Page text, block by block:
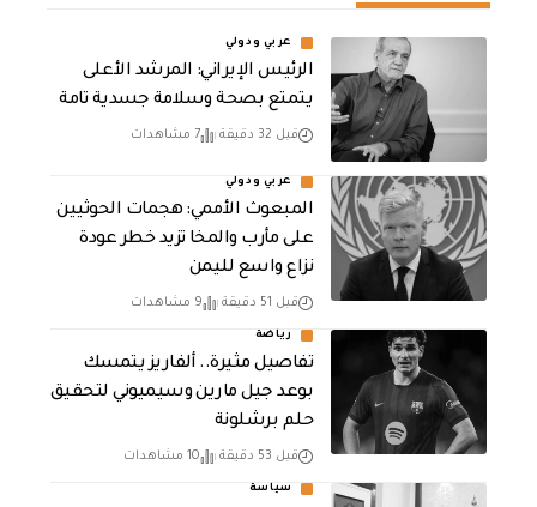
عربي ودولي
الرئيس الإيراني: المرشد الأعلى
يتمتع بصحة وسلامة جسدية تامة
قبل 32 دقيقة 7 مشاهدات
عربي ودولي
المبعوث الأممي: هجمات الحوثيين
على مأرب والمخا تزيد خطر عودة
نزاع واسع لليمن
قبل 51 دقيقة 9 مشاهدات
رياضة
تفاصيل مثيرة.. ألفاريز يتمسك
بوعد جيل مارين وسيميوني لتحقيق
حلم برشلونة
قبل 53 دقيقة 10 مشاهدات
سياسة